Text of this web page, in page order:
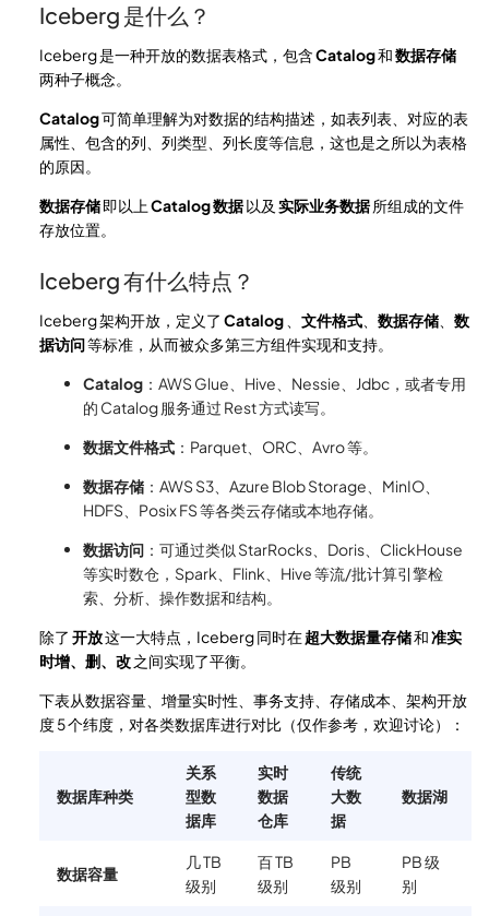
Iceberg 是什么？
Iceberg 是一种开放的数据表格式，包含Catalog和数据存储
两种子概念。
Catalog可简单理解为对数据的结构描述，如表列表、对应的表
属性、包含的列、列类型、列长度等信息，这也是之所以为表格
的原因。
数据存储即以上Catalog 数据以及 实际业务数据所组成的文件
存放位置。
Iceberg 有什么特点？
Iceberg 架构开放，定义了 Catalog 文件格式 数据存储
数
据访问等标准，从而被众多第三方组件实现和支持。
Catalog ：AWS Glue、Hive、Nessie、Jdbc，或者专用
的 Catalog 服务通过 Rest 方式读写。
数据文件格式 ：Parquet、ORC、Avro 等。
数据存储 ：AWS S3、Azure Blob Storage、MinIO、
HDFS、Posix FS 等各类云存储或本地存储。
数据访问 ：可通过类似 StarRocks、Doris、ClickHouse
等实时数仓，Spark、Flink、Hive 等流/批计算引擎检
索、分析、操作数据和结构。
除了 开放这一大特点，Iceberg 同时在超大数据量存储和准实
时增、删、改之间实现了平衡。
下表从数据容量、增量实时性、事务支持、存储成本、架构开放
度 5 个纬度，对各类数据库进行对比（仅作参考，欢迎讨论）：
数据库种类
关系
型数
据库
实时
数据
仓库
传统
大数
据
数据湖
数据容量
几 TB
级别
百 TB
级别
PB
级别
PB 级
别